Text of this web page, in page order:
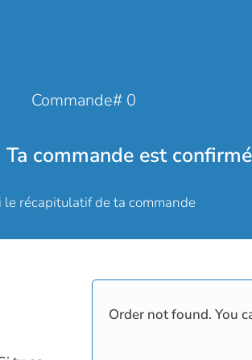
Commande# 0
Ta commande est
le récapitulatif de ta commande
Order not found. You